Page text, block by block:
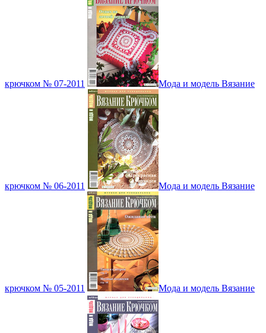
крючком № 07-2011 Мода и модель Вязание
крючком № 06-2011 Мода и модель Вязание
крючком № 05-2011 Мода и модель Вязание